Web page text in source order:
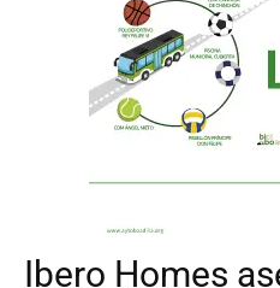
Ibero Homes